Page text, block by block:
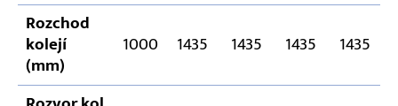
Rozchod
kolejí
(mm)
1000 1435 1435 1435 1435